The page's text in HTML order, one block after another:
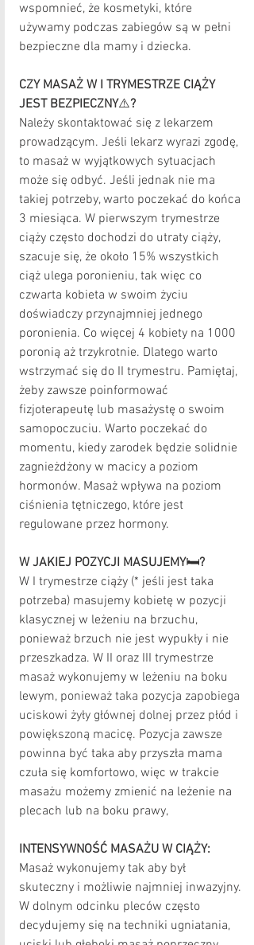
wspomnieć, że kosmetyki, które
używamy podczas zabiegów są w pełni
bezpieczne dla mamy i dziecka.
CZY MASAŻ W I TRYMESTRZE CIĄŻY
JEST BEZPIECZNY⚠️?
Należy skontaktować się z lekarzem
prowadzącym. Jeśli lekarz wyrazi zgodę,
to masaż w wyjątkowych sytuacjach
może się odbyć. Jeśli jednak nie ma
takiej potrzeby, warto poczekać do końca
3 miesiąca. W pierwszym trymestrze
ciąży często dochodzi do utraty ciąży,
szacuje się, że około 15% wszystkich
ciąż ulega poronieniu, tak więc co
czwarta kobieta w swoim życiu
doświadczy przynajmniej jednego
poronienia. Co więcej 4 kobiety na 1000
poronią aż trzykrotnie. Dlatego warto
wstrzymać się do II trymestru. Pamiętaj,
żeby zawsze poinformować
fizjoterapeutę lub masażystę o swoim
samopoczuciu. Warto poczekać do
momentu, kiedy zarodek będzie solidnie
zagnieżdżony w macicy a poziom
hormonów. Masaż wpływa na poziom
ciśnienia tętniczego, które jest
regulowane przez hormony.
W JAKIEJ POZYCJI MASUJEMY🛏?
W I trymestrze ciąży (* jeśli jest taka
potrzeba) masujemy kobietę w pozycji
klasycznej w leżeniu na brzuchu,
ponieważ brzuch nie jest wypukły i nie
przeszkadza. W II oraz III trymestrze
masaż wykonujemy w leżeniu na boku
lewym, ponieważ taka pozycja zapobiega
uciskowi żyły głównej dolnej przez płód i
powiększoną macicę. Pozycja zawsze
powinna być taka aby przyszła mama
czuła się komfortowo, więc w trakcie
masażu możemy zmienić na leżenie na
plecach lub na boku prawy,
INTENSYWNOŚĆ MASAŻU W CIĄŻY:
Masaż wykonujemy tak aby był
skuteczny i możliwie najmniej inwazyjny.
W dolnym odcinku pleców często
decydujemy się na techniki ugniatania,